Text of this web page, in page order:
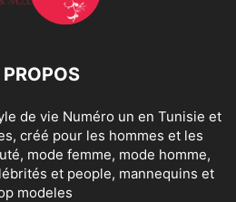
de vie Numéro un en Tunisie et
créé pour les hommes et les
mode femme, mode homme,
et people, mannequins et
modeles